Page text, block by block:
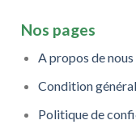
Nos pages
A propos de nous
Condition
Politique de